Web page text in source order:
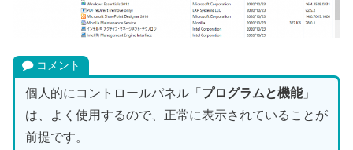
コメント
個人的にコントロールパネル「 プログラムと機能」
は、よく使用するので、正常に表示されていることが
前提です。